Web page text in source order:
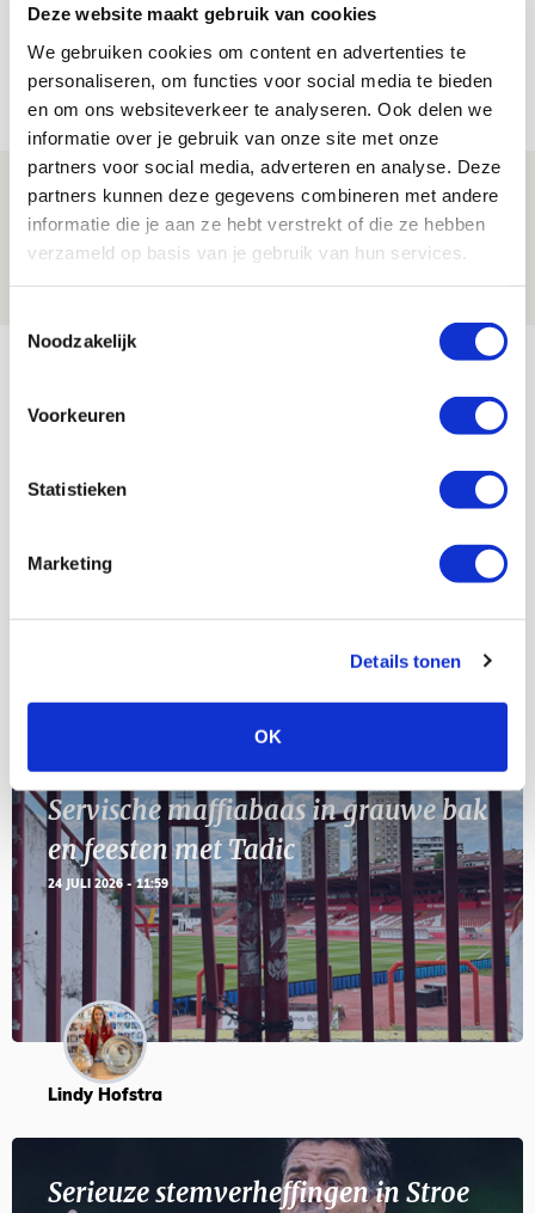
Deze website maakt gebruik van cookies
We gebruiken cookies om content en advertenties te
personaliseren, om functies voor social media te bieden
en om ons websiteverkeer te analyseren. Ook delen we
informatie over je gebruik van onze site met onze
partners voor social media, adverteren en analyse. Deze
partners kunnen deze gegevens combineren met andere
informatie die je aan ze hebt verstrekt of die ze hebben
verzameld op basis van je gebruik van hun services.
Noodzakelijk
Voorkeuren
Statistieken
Marketing
Details tonen
OK
Míchels elf: met welke formatie begin
jij aan nieuw eredivisieseizoen?
08 AUGUSTUS 2026 - 11:34
NIEUWS
Spelen bij Jong Ajax of Ajax 1? Dat
maakt Abdalla ‘geen reet’ uit
08 AUGUSTUS 2026 - 10:04
NIEUWS
Bekijk meer
23
Selectiedag ballenjongens/-meiden
11
Blogs
Servische maffiabaas in grauwe bak
en feesten met Tadic
24 JULI 2026 - 11:59
Lindy Hofstra
Serieuze stemverheffingen in Stroe